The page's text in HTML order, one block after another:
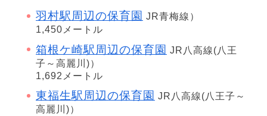
羽村駅周辺の保育園 JR青梅線）
1,450メートル
箱根ケ崎駅周辺の保育園 JR八高線(八王
子～高麗川)）
1,692メートル
東福生駅周辺の保育園 JR八高線(八王子～
高麗川)）